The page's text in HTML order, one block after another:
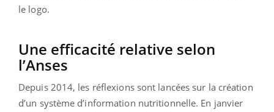
le logo.
Une efficacité relative selon
l’Anses
Depuis 2014, les réflexions sont lancées sur la création
d’un système d’information nutritionnelle. En janvier